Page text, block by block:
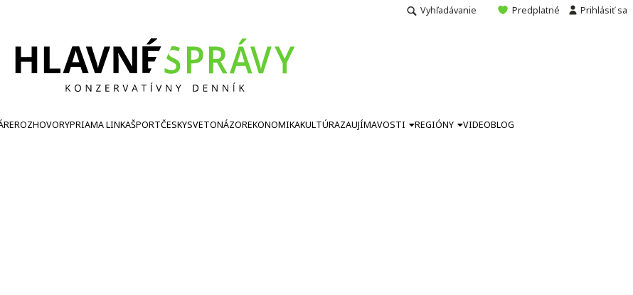
Vyhľadávanie Predplatné Prihlásiť sa
ROZHOVORYPRIAMA LINKAŠPORTČESKYSVETONÁZOREKONOMIKAKULTÚRAZAUJÍMAVOSTI REGIÓNY VIDEOBLOG